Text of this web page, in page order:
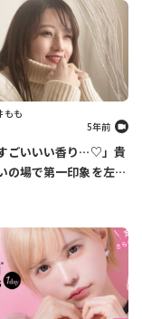
もも
5年前
ごいいい香り…♡」貴
の場で第一印象を左右
は『香り』だった